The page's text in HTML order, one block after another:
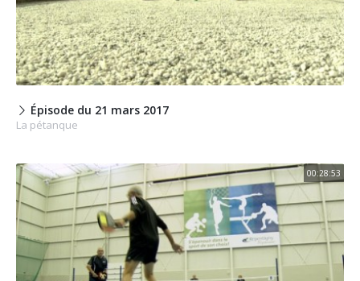
Épisode du 21 mars 2017
La pétanque
00:28:53